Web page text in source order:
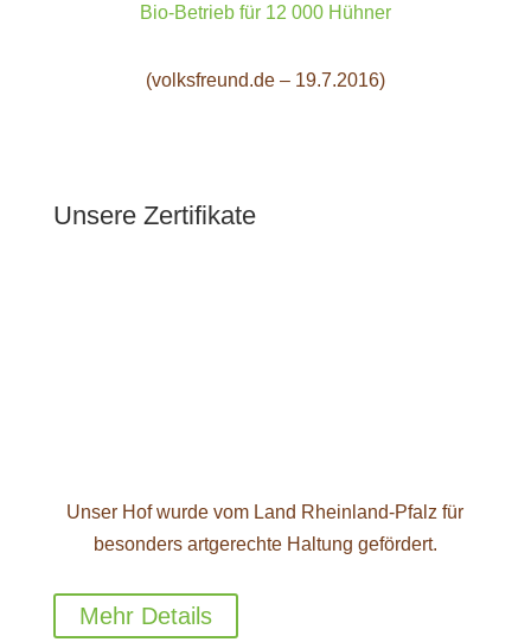
Bio-Betrieb für 12 000 Hühner
(volksfreund.de – 19.7.2016)
Unsere Zertifikate
Unser Hof wurde vom Land Rheinland-Pfalz für
besonders artgerechte Haltung gefördert.
Mehr Details